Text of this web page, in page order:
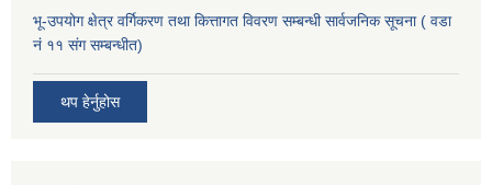
भू-उपयोग क्षेत्र वर्गिकरण तथा कित्तागत विवरण सम्बन्धी सार्वजनिक सूचना ( वडा
नं ११ संग सम्बन्धीत)
थप हेर्नुहोस